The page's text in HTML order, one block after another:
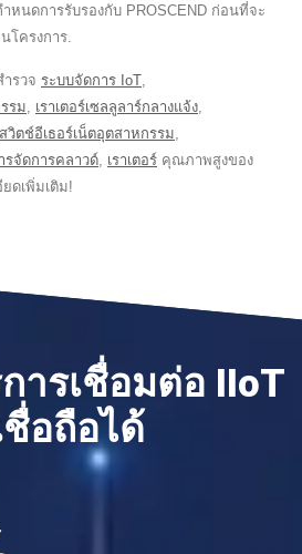
หนดการรับรองกับ PROSCEND ก่อนที่จะ
โครงการ.
รวจ ระบบจัดการ IoT,
รม, เราเตอร์เซลลูลาร์กลางแจ้ง,
สวิตช์อีเธอร์เน็ตอุตสาหกรรม,
รจัดการคลาวด์, เราเตอร์ คุณภาพสูงของ
ยดเพิ่มเติม!
ารเชื่อมต่อ IIoT
ชื่อถือได้